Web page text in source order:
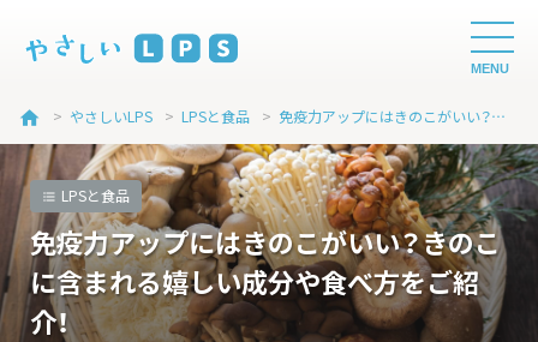
MENU
home
> やさしいLPS > LPSと食品 > 免疫力アップにはきのこがいい？きのこに含まれる嬉しい成分や食べ方をご紹介！
LPSと食品
免疫力アップにはきのこがいい？きのこ
に含まれる嬉しい成分や食べ方をご紹
介！